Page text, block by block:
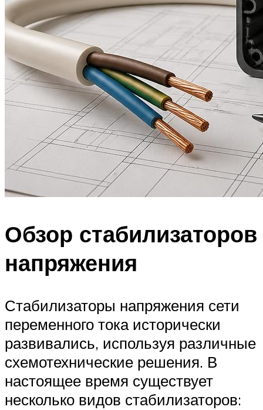
Обзор стабилизаторов
напряжения
Стабилизаторы напряжения сети
переменного тока исторически
развивались, используя различные
схемотехнические решения. В
настоящее время существует
несколько видов стабилизаторов: